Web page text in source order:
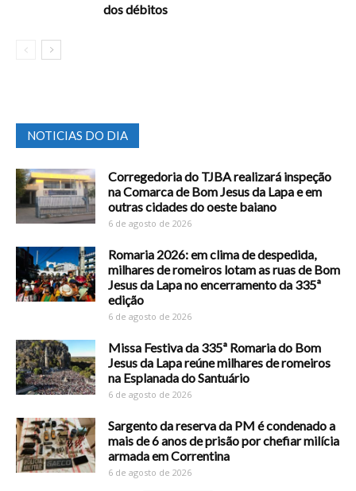
dos débitos
NOTICIAS DO DIA
Corregedoria do TJBA realizará inspeção
na Comarca de Bom Jesus da Lapa e em
outras cidades do oeste baiano
6 de agosto de 2026
Romaria 2026: em clima de despedida,
milhares de romeiros lotam as ruas de Bom
Jesus da Lapa no encerramento da 335ª
edição
6 de agosto de 2026
Missa Festiva da 335ª Romaria do Bom
Jesus da Lapa reúne milhares de romeiros
na Esplanada do Santuário
6 de agosto de 2026
Sargento da reserva da PM é condenado a
mais de 6 anos de prisão por chefiar milícia
armada em Correntina
6 de agosto de 2026